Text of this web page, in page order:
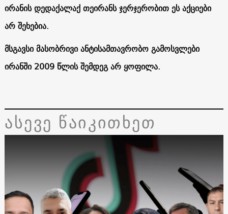
ირანის დედაქალაქ თეირანს ჯერჯერობით ეს აქციები
არ შეხებია.
მსგავსი მასობრივი ანტისამთავრობო გამოსვლები
ირანში 2009 წლის შემდეგ არ ყოფილა.
ასევე წაიკითხეთ